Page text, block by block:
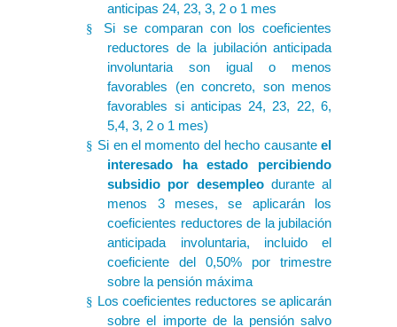
anticipas 24, 23, 3, 2 o 1 mes
§
Si se comparan con los coeficientes
reductores de la jubilación anticipada
involuntaria son igual o menos
favorables (en concreto, son menos
favorables si anticipas 24, 23, 22, 6,
5,4, 3, 2 o 1 mes)
§ Si en el momento del hecho causanteel
interesado ha estado percibiendo
subsidio por desempleo durante al
menos 3 meses, se aplicarán los
coeficientes reductores de la jubilación
anticipada involuntaria, incluido el
coeficiente del 0,50% por trimestre
sobre la pensión máxima
§ Los coeficientes reductores se aplicarán
sobre el importe de la pensión salvo